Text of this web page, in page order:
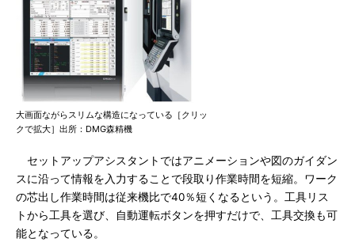
大画面ながらスリムな構造になっている［クリッ
クで拡大］出所：DMG森精機
セットアップアシスタントではアニメーションや図のガイダン
スに沿って情報を入力することで段取り作業時間を短縮。ワーク
の芯出し作業時間は従来機比で40％短くなるという。工具リス
トから工具を選び、自動運転ボタンを押すだけで、工具交換も可
能となっている。